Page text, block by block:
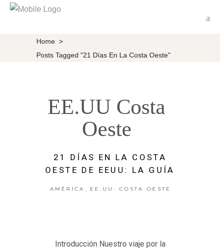
Home >
Posts Tagged "21 Días En La Costa Oeste"
EE.UU Costa
Oeste
21 DÍAS EN LA COSTA
OESTE DE EEUU: LA GUÍA
AMÉRICA EE.UU: COSTA OESTE
Introducción Nuestro viaje por la